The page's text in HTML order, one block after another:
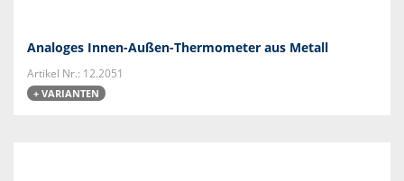
Analoges Innen-Außen-Thermometer aus Metall
Artikel Nr.: 12.2051
+ VARIANTEN